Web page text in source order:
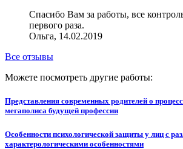
Спасибо Вам за работы, все
первого раза.
Ольга, 14.02.2019
Все отзывы
Можете посмотреть другие работы:
Представления современных родителей о
мегаполиса будущей профессии
Особенности психологической защиты у лиц с
характерологическими особенностями